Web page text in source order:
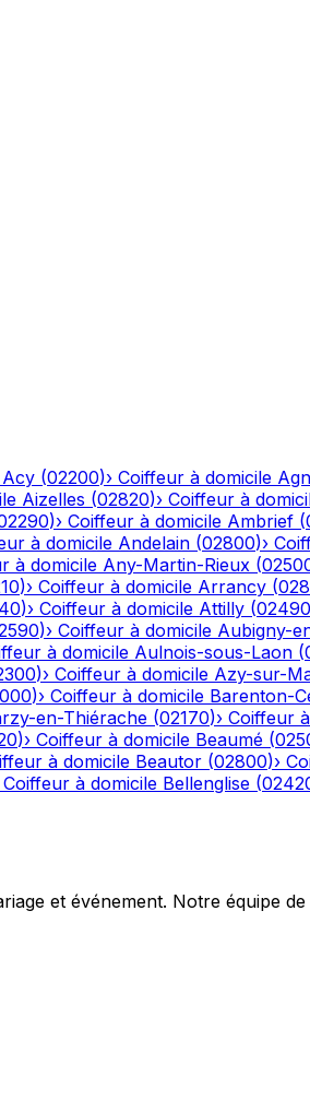
Acy (02200)› Coiffeur à domicile
Aizelles (02820)› Coiffeur à
)› Coiffeur à domicile Ambrief (
à domicile Andelain (02800)›
à domicile Any-Martin-Rieux (
)› Coiffeur à domicile Arrancy (
)› Coiffeur à domicile Attilly (02490
)› Coiffeur à domicile Aubigny-
à domicile Aulnois-sous-Laon (
)› Coiffeur à domicile Azy-sur-
)› Coiffeur à domicile Barenton-
en-Thiérache (02170)› Coiffeur
)› Coiffeur à domicile Beaumé (
à domicile Beautor (02800)›
Coiffeur à domicile Bellenglise (
et événement. Notre équipe